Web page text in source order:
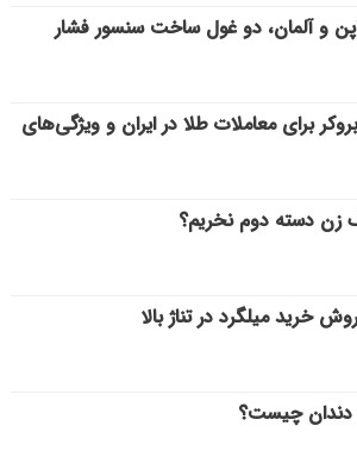
و آلمان، دو غول ساخت سنسور فشار
برای معاملات طلا در ایران و ویژگی‌های
زن دسته دوم نخریم؟
خرید میلگرد در تناژ بالا
دندان چیست؟